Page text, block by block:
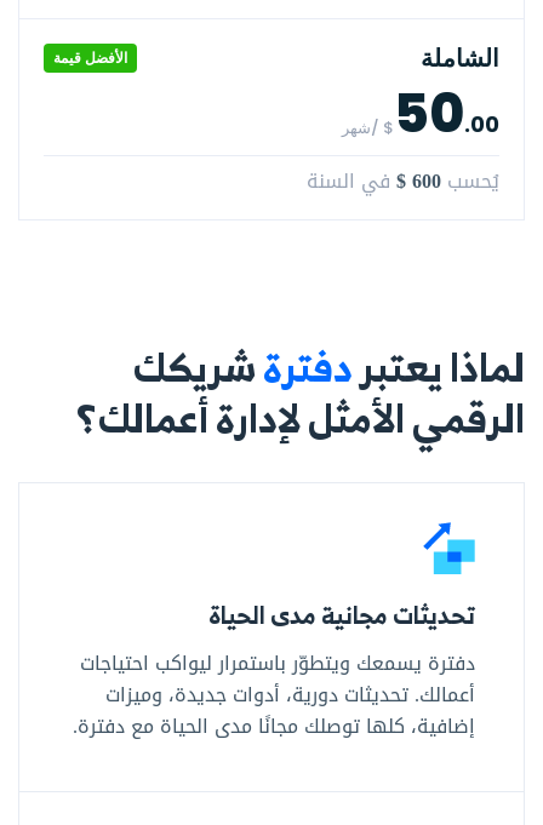
الشاملة الأفضل قيمة
50.00 $ /شهر
يُحسب $ 600 في السنة
لماذا يعتبردفترةشريكك
الرقمي الأمثل لإدارة أعمالك؟
تحديثات مجانية مدى الحياة
دفترة يسمعك ويتطوّر باستمرار ليواكب احتياجات
أعمالك. تحديثات دورية، أدوات جديدة، وميزات
إضافية، كلها توصلك مجانًا مدى الحياة مع دفترة.